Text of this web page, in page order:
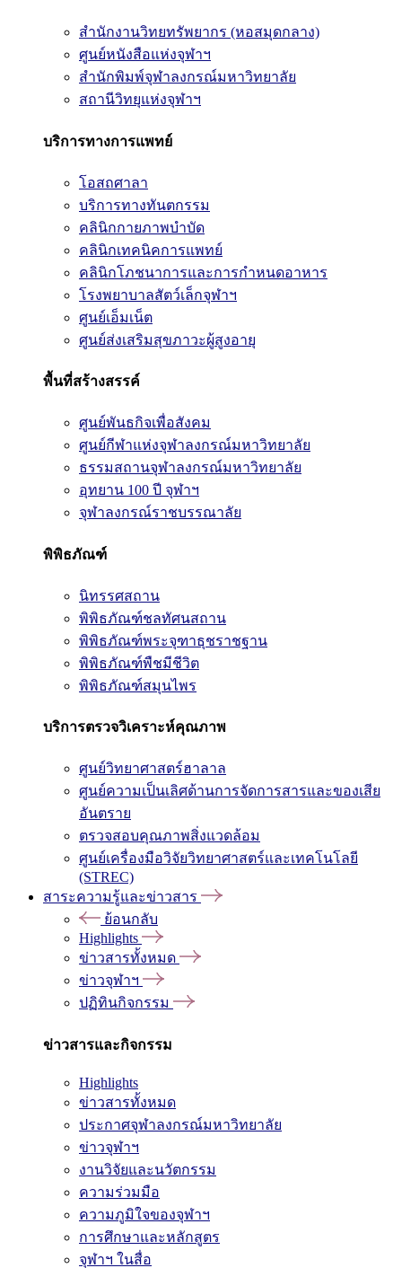
สำนักงานวิทยทรัพยากร (หอสมุดกลาง)
ศูนย์หนังสือแห่งจุฬาฯ
สำนักพิมพ์จุฬาลงกรณ์มหาวิทยาลัย
สถานีวิทยุแห่งจุฬาฯ
บริการทางการแพทย์
โอสถศาลา
บริการทางทันตกรรม
คลินิกกายภาพบำบัด
คลินิกเทคนิคการแพทย์
คลินิกโภชนาการและการกำหนดอาหาร
โรงพยาบาลสัตว์เล็กจุฬาฯ
ศูนย์เอ็มเน็ต
ศูนย์ส่งเสริมสุขภาวะผู้สูงอายุ
พื้นที่สร้างสรรค์
ศูนย์พันธกิจเพื่อสังคม
ศูนย์กีฬาแห่งจุฬาลงกรณ์มหาวิทยาลัย
ธรรมสถานจุฬาลงกรณ์มหาวิทยาลัย
อุทยาน 100 ปี จุฬาฯ
จุฬาลงกรณ์ราชบรรณาลัย
พิพิธภัณฑ์
นิทรรศสถาน
พิพิธภัณฑ์ชลทัศนสถาน
พิพิธภัณฑ์พระจุฑาธุชราชฐาน
พิพิธภัณฑ์พืชมีชีวิต
พิพิธภัณฑ์สมุนไพร
บริการตรวจวิเคราะห์คุณภาพ
ศูนย์วิทยาศาสตร์ฮาลาล
ศูนย์ความเป็นเลิศด้านการจัดการสารและของเสีย
อันตราย
ตรวจสอบคุณภาพสิ่งแวดล้อม
ศูนย์เครื่องมือวิจัยวิทยาศาสตร์และเทคโนโลยี
(STREC)
สาระความรู้และข่าวสาร
ย้อนกลับ
Highlights
ข่าวสารทั้งหมด
ข่าวจุฬาฯ
ปฏิทินกิจกรรม
ข่าวสารและกิจกรรม
Highlights
ข่าวสารทั้งหมด
ประกาศจุฬาลงกรณ์มหาวิทยาลัย
ข่าวจุฬาฯ
งานวิจัยและนวัตกรรม
ความร่วมมือ
ความภูมิใจของจุฬาฯ
การศึกษาและหลักสูตร
จุฬาฯ ในสื่อ